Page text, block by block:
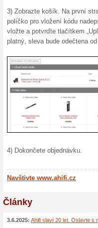
zvuku v
nebo vůně